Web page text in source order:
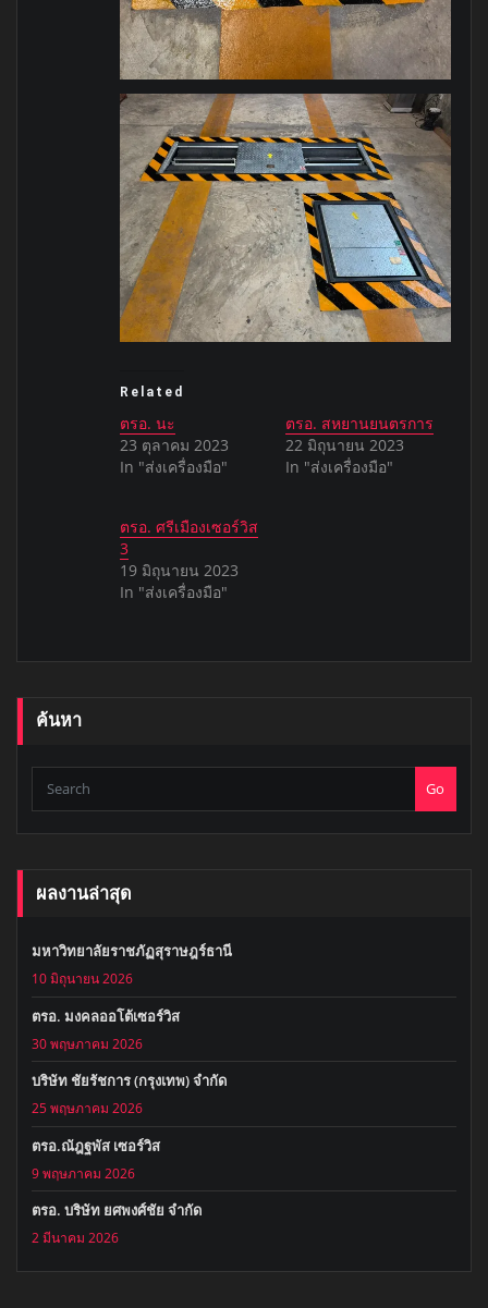
Related
ตรอ. นะ
23 ตุลาคม 2023
In "ส่งเครื่องมือ"
ตรอ. สหยานยนตรการ
22 มิถุนายน 2023
In "ส่งเครื่องมือ"
ตรอ. ศรีเมืองเซอร์วิส
3
19 มิถุนายน 2023
In "ส่งเครื่องมือ"
ค้นหา
Go
ผลงานล่าสุด
มหาวิทยาลัยราชภัฏสุราษฎร์ธานี
10 มิถุนายน 2026
ตรอ. มงคลออโต้เซอร์วิส
30 พฤษภาคม 2026
บริษัท ชัยรัชการ (กรุงเทพ) จำกัด
25 พฤษภาคม 2026
ตรอ.ณัฎฐพัส เซอร์วิส
9 พฤษภาคม 2026
ตรอ. บริษัท ยศพงศ์ชัย จำกัด
2 มีนาคม 2026